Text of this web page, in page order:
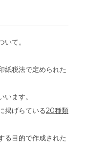
いて。
紙税法で定められた
ます。
掲げらている20種類
る目的で作成された